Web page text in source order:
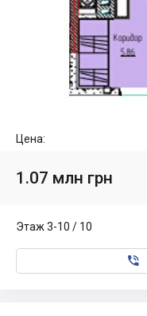
Цена:
1.07 млн грн
Этаж 3-10 / 10
